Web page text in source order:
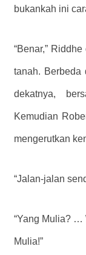
bukankah ini
“Benar,”
tanah. Berbeda
dekatnya,
Kemudian
mengerutkan
“Jalan-jalan
“Yang Mulia? …
Mulia!”